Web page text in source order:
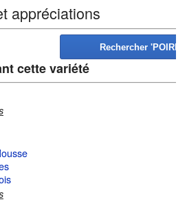
appréciations
cette variété